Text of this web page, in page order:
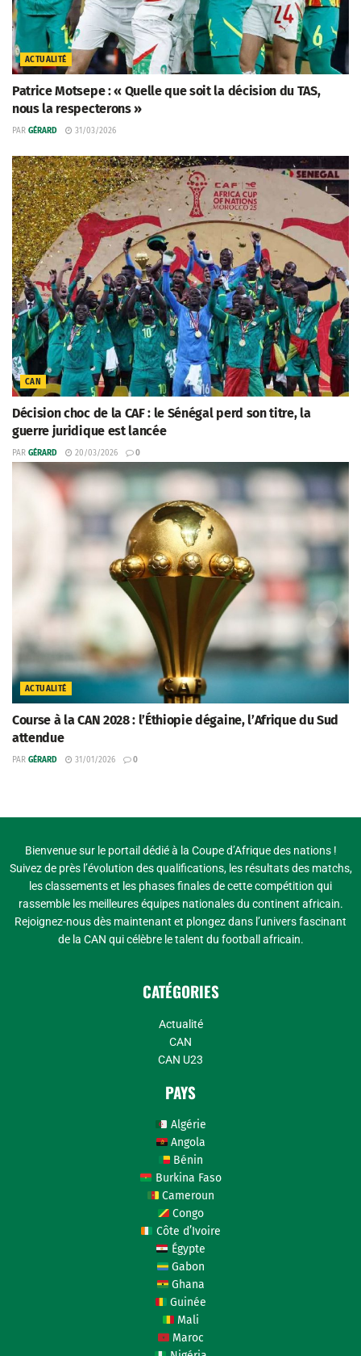
ACTUALITÉ
Patrice Motsepe : « Quelle que soit la décision du TAS,
nous la respecterons »
PAR GÉRARD 31/03/2026
CAN
Décision choc de la CAF : le Sénégal perd son titre, la
guerre juridique est lancée
PAR GÉRARD 20/03/2026 0
ACTUALITÉ
Course à la CAN 2028 : l’Éthiopie dégaine, l’Afrique du Sud
attendue
PAR GÉRARD 31/01/2026 0
Bienvenue sur le portail dédié à la Coupe d’Afrique des nations !
Suivez de près l’évolution des qualifications, les résultats des matchs,
les classements et les phases finales de cette compétition qui
rassemble les meilleures équipes nationales du continent africain.
Rejoignez-nous dès maintenant et plongez dans l’univers fascinant
de la CAN qui célèbre le talent du football africain.
CATÉGORIES
Actualité
CAN
CAN U23
PAYS
Algérie
Angola
Bénin
Burkina Faso
Cameroun
Congo
Côte d’Ivoire
Égypte
Gabon
Ghana
Guinée
Mali
Maroc